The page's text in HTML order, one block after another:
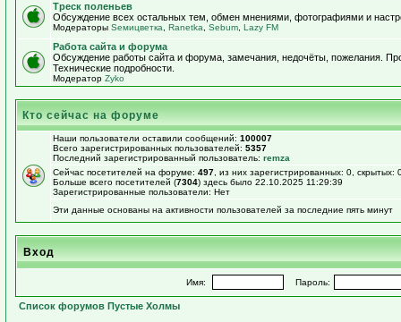
Треск поленьев
Обсуждение всех остальных тем, обмен мнениями, фотографиями и
Модераторы Sемицветка Ranetka Sebum Lazy FM
Работа сайта и форума
Обсуждение работы сайта и форума, замечания, недочёты, пожелания.
Технические подробности.
Модератор Zyko
Кто сейчас на форуме
Наши пользователи оставили сообщений: 100007
Всего зарегистрированных пользователей: 5357
Последний зарегистрированный пользователь: remza
Сейчас посетителей на форуме: 497 , из них зарегистрированных: 0,
Больше всего посетителей (7304) здесь было 22.10.2025 11:29:39
Зарегистрированные пользователи: Нет
Эти данные основаны на активности пользователей за последние пять минут
Вход
Имя: Пароль:
Список форумов Пустые Холмы